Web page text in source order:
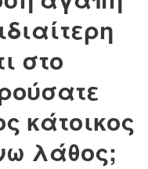
στο
κάτοικος
λάθος;